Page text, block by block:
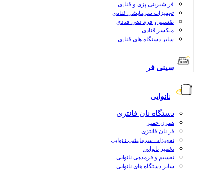
فر شیرینی پزی و قنادی
تجهیزات سرمایشی قنادی
تقسیم و فرم دهی قنادی
میکسر قنادی
سایر دستگاه های قنادی
سینی فر
نانوایی
دستگاه نان فانتزی
همزن خمیر
فر نان فانتزی
تجهیزات سرمایشی نانوایی
تخمیر نانوایی
تقسیم و فرمدهی نانوایی
سایر دستگاه های نانوایی